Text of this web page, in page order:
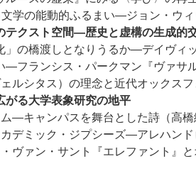
学の能動的ふるまい―ジョン・ウィ
クスト空間―歴史と虚構の生成的
の橋渡しとなりうるか―デイヴィ
ランシス・パークマン『ヴァサ
シタス）の理念と近代オックス
る大学表象研究の地平
キャンパスを舞台とした詩（高橋
ミック・ジプシーズ―アレハンド
ァン・サント『エレファント』と